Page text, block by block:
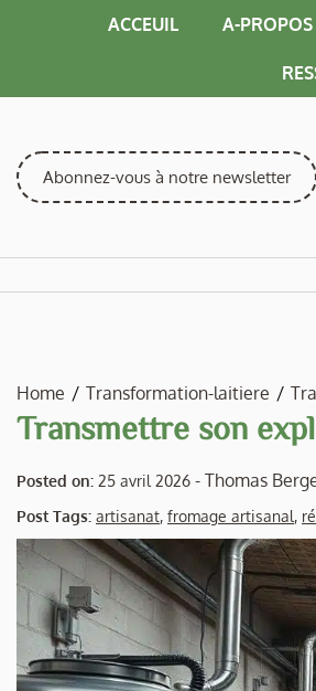
ACCEUIL A-PROPOS
Abonnez-vous à notre newsletter
Home Transformation-laitiere
Transmettre son
Posted on: 25 avril 2026 - Thomas
Post Tags: artisanat, fromage artisanal,